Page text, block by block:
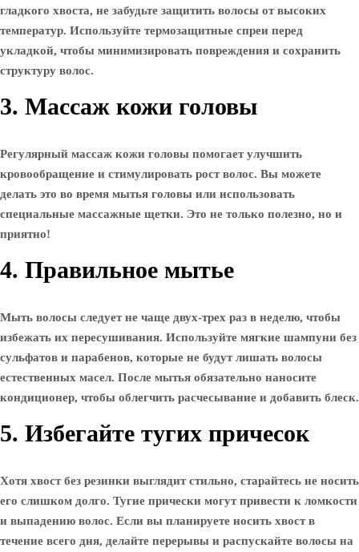
гладкого хвоста, не забудьте защитить волосы от высоких
температур. Используйте термозащитные спреи перед
укладкой, чтобы минимизировать повреждения и сохранить
структуру волос.
3. Массаж кожи головы
Регулярный массаж кожи головы помогает улучшить
кровообращение и стимулировать рост волос. Вы можете
делать это во время мытья головы или использовать
специальные массажные щетки. Это не только полезно, но и
приятно!
4. Правильное мытье
Мыть волосы следует не чаще двух-трех раз в неделю, чтобы
избежать их пересушивания. Используйте мягкие шампуни без
сульфатов и парабенов, которые не будут лишать волосы
естественных масел. После мытья обязательно наносите
кондиционер, чтобы облегчить расчесывание и добавить блеск.
5. Избегайте тугих причесок
Хотя хвост без резинки выглядит стильно, старайтесь не носить
его слишком долго. Тугие прически могут привести к ломкости
и выпадению волос. Если вы планируете носить хвост в
течение всего дня, делайте перерывы и распускайте волосы на